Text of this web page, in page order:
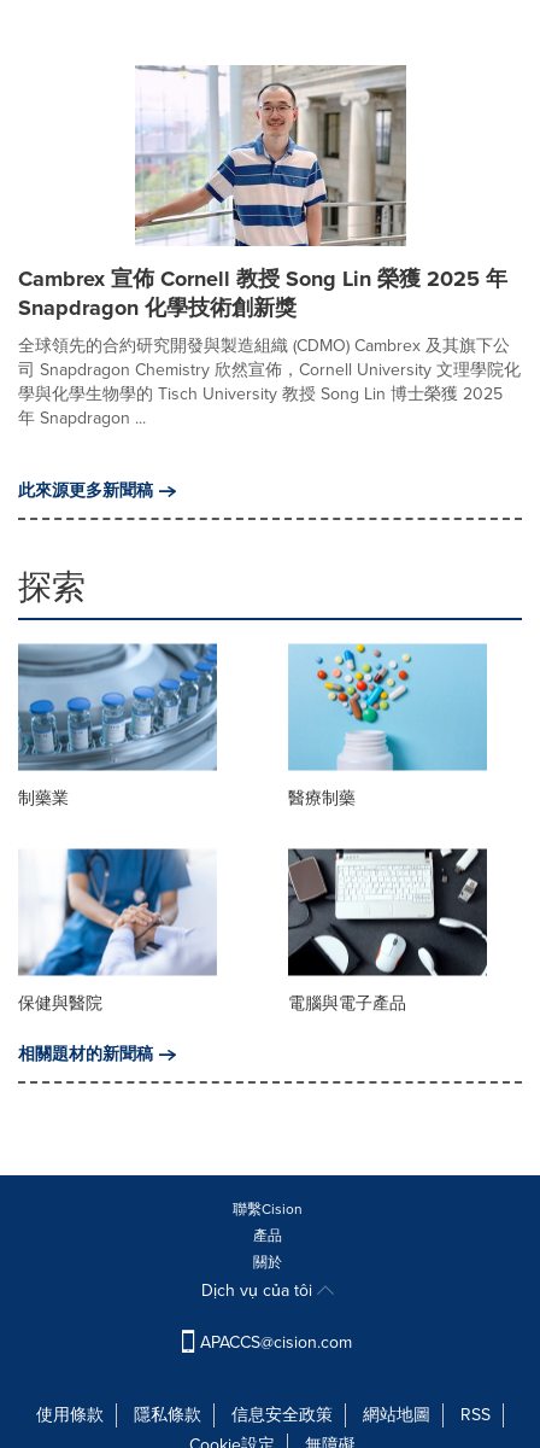
Cambrex 宣佈 Cornell 教授 Song Lin 榮獲 2025 年
Snapdragon 化學技術創新獎
全球領先的合約研究開發與製造組織 (CDMO) Cambrex 及其旗下公
司 Snapdragon Chemistry 欣然宣佈，Cornell University 文理學院化
學與化學生物學的 Tisch University 教授 Song Lin 博士榮獲 2025
年 Snapdragon ...
此來源更多新聞稿
探索
制藥業 醫療制藥
保健與醫院
電腦與電子產品
相關題材的新聞稿
聯繫Cision
產品
關於
Dịch vụ của tôi
APACCS@cision.com
使用條款 隱私條款 信息安全政策 網站地圖
RSS